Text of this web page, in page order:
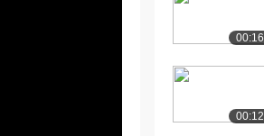
00:16
00:12